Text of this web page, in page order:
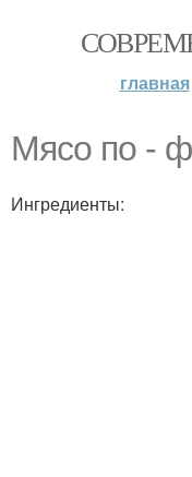
главная
Мясо по -
Ингредиенты: